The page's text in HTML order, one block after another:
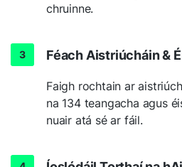
chruinne.
Féach Aistriúcháin &
Faigh rochtain ar
na 134 teangacha agus
nuair atá sé ar fáil.